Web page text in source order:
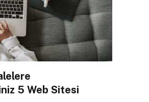
5 Web Sitesi